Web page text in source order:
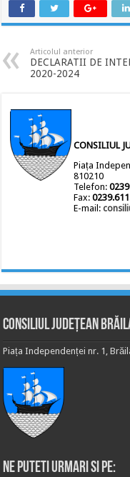
Articolul anterior
DECLARATII DE
2020-2024
CONSILIUL
Piața
810210
Telefon:
Fax:
E-mail:
Consiliul Județean
Piața Independenței nr. 1,
Ne puteti urmari si pe: